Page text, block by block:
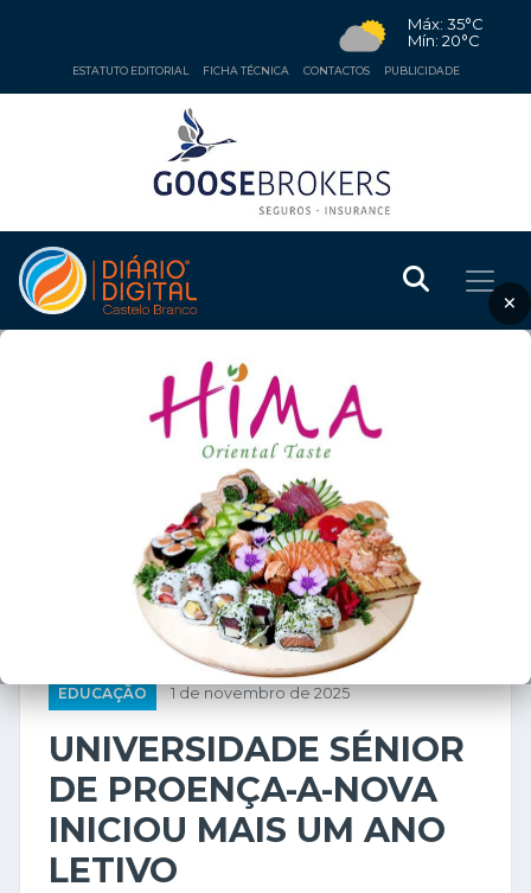
Máx: 35°C
Mín: 20°C
ESTATUTO EDITORIAL FICHA TÉCNICA CONTACTOS PUBLICIDADE
×
EDUCAÇÃO 1 de novembro de 2025
UNIVERSIDADE SÉNIOR
DE PROENÇA-A-NOVA
INICIOU MAIS UM ANO
LETIVO